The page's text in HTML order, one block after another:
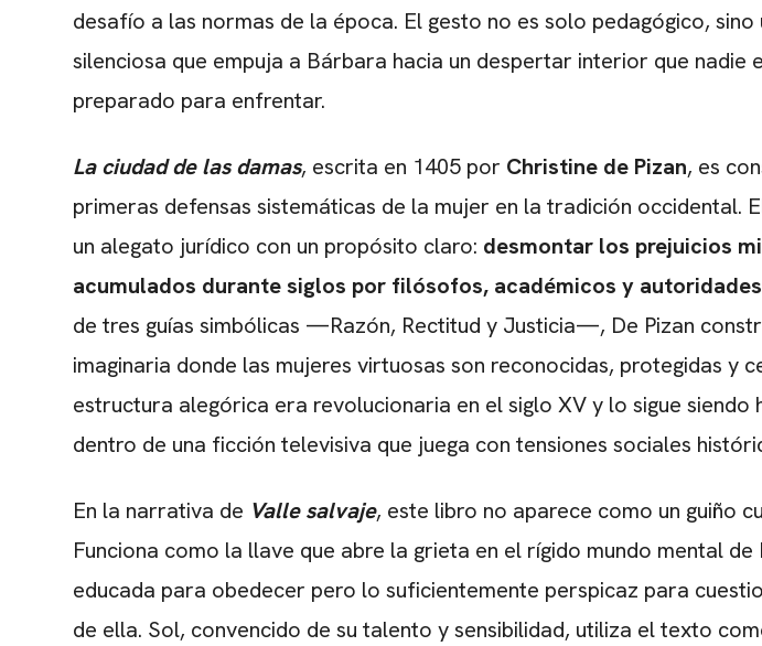
desafío a las normas de la época. El gesto no es solo pedagógico,
silenciosa que empuja a Bárbara hacia un despertar interior que nadie
preparado para enfrentar.
La ciudad de las damas, escrita en 1405 por Christine de Pizan, es
primeras defensas sistemáticas de la mujer en la tradición occidental.
un alegato jurídico con un propósito claro: desmontar los prejuicios
acumulados durante siglos por filósofos, académicos y
de tres guías simbólicas —Razón, Rectitud y Justicia—, De Pizan
imaginaria donde las mujeres virtuosas son reconocidas, protegidas y
estructura alegórica era revolucionaria en el siglo XV y lo sigue siendo
dentro de una ficción televisiva que juega con tensiones sociales
En la narrativa de Valle salvaje, este libro no aparece como un guiño
Funciona como la llave que abre la grieta en el rígido mundo mental
educada para obedecer pero lo suficientemente perspicaz para
de ella. Sol, convencido de su talento y sensibilidad, utiliza el texto